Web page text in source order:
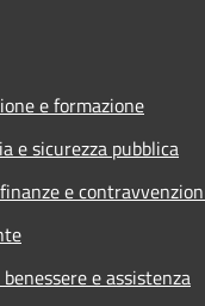
e formazione
e sicurezza pubblica
e
e assistenza